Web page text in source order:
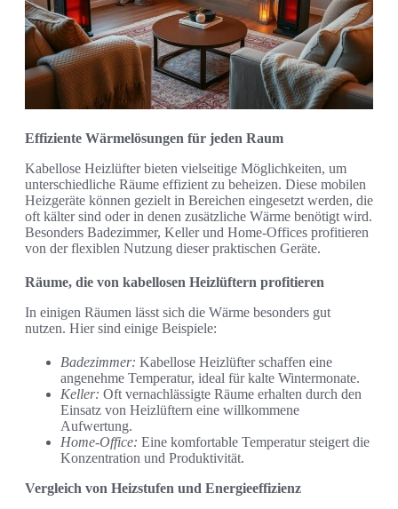
Effiziente Wärmelösungen für jeden Raum
Kabellose Heizlüfter bieten vielseitige Möglichkeiten, um
unterschiedliche Räume effizient zu beheizen. Diese mobilen
Heizgeräte können gezielt in Bereichen eingesetzt werden, die
oft kälter sind oder in denen zusätzliche Wärme benötigt wird.
Besonders Badezimmer, Keller und Home-Offices profitieren
von der flexiblen Nutzung dieser praktischen Geräte.
Räume, die von kabellosen Heizlüftern profitieren
In einigen Räumen lässt sich die Wärme besonders gut
nutzen. Hier sind einige Beispiele:
Badezimmer: Kabellose Heizlüfter schaffen eine
angenehme Temperatur, ideal für kalte Wintermonate.
Keller: Oft vernachlässigte Räume erhalten durch den
Einsatz von Heizlüftern eine willkommene
Aufwertung.
Home-Office: Eine komfortable Temperatur steigert die
Konzentration und Produktivität.
Vergleich von Heizstufen und Energieeffizienz